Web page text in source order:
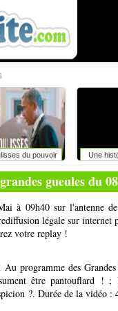
du pouvoir Une
gueules du
à 09h40 sur l'antenne
légale sur
votre replay !
programme des
être pantouflard ! ;
?. Durée de la vidéo :